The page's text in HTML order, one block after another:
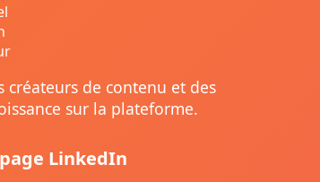
créateurs de contenu et des
sur la plateforme.
LinkedIn